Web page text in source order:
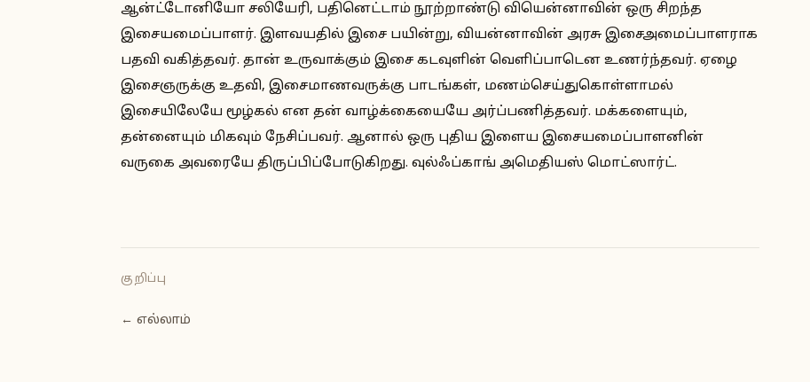
ஆன்ட்டோனியோ சலியேரி, பதினெட்டாம் நூற்றாண்டு வியென்னாவின் ஒரு சிறந்த
இசையமைப்பாளர். இளவயதில் இசை பயின்று, வியன்னாவின் அரசு இசைஅமைப்பாளராக
பதவி வகித்தவர். தான் உருவாக்கும் இசை கடவுளின் வெளிப்பாடென உணர்ந்தவர். ஏழை
இசைஞருக்கு உதவி, இசைமாணவருக்கு பாடங்கள், மணம்செய்துகொள்ளாமல்
இசையிலேயே மூழ்கல் என தன் வாழ்க்கையையே அர்ப்பணித்தவர். மக்களையும்,
தன்னையும் மிகவும் நேசிப்பவர். ஆனால் ஒரு புதிய இளைய இசையமைப்பாளனின்
வருகை அவரையே திருப்பிப்போடுகிறது. வுல்ஃப்காங் அமெதியஸ் மொட்ஸார்ட்.
குறிப்பு
← எல்லாம்